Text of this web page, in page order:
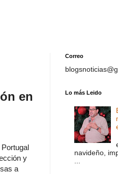
en
y
a
Correo
Lo más Leido
navideño,